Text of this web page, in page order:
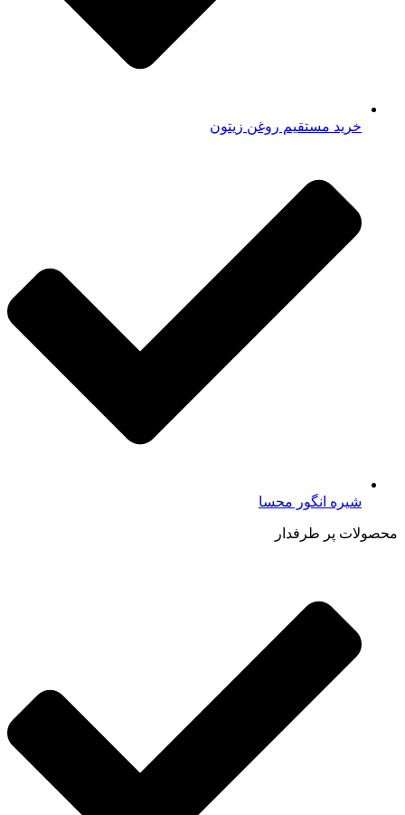
خرید مستقیم روغن زیتون
شیره انگور محسا
محصولات پر طرفدار